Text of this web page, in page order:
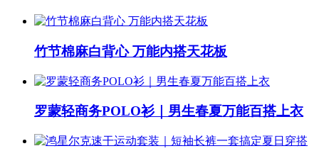
竹节棉麻白背心 万能内搭天花板
罗蒙轻商务POLO衫｜男生春夏万能百搭上衣